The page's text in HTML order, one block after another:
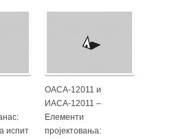
испит
ОАСА-12011 и
ИАСА-12011 –
Елементи
пројектовања: